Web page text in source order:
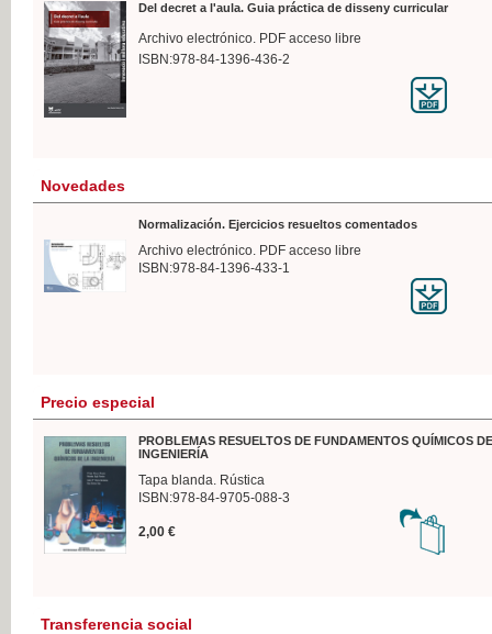
Del decret a l'aula. Guia práctica de disseny curricular
Archivo electrónico. PDF acceso libre
ISBN:978-84-1396-436-2
Novedades
Normalización. Ejercicios resueltos comentados
Archivo electrónico. PDF acceso libre
ISBN:978-84-1396-433-1
Precio especial
PROBLEMAS RESUELTOS DE FUNDAMENTOS QUÍMICOS
INGENIERÍA
Tapa blanda. Rústica
ISBN:978-84-9705-088-3
2,00 €
Transferencia social